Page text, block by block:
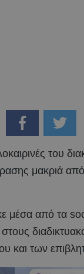
του
μακριά από
μέσα από τα
και των